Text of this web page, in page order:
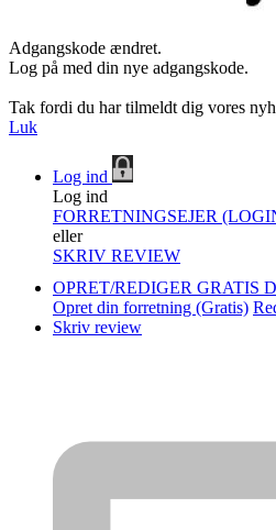
Adgangskode ændret.
Log på med din nye adgangskode.
Tak fordi du har tilmeldt dig vores
Luk
Log ind
Log ind
FORRETNINGSEJER
eller
SKRIV REVIEW
OPRET/REDIGER GRATIS
Opret din forretning (Gratis)
Skriv review